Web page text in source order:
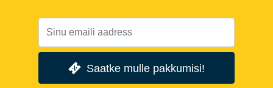
Saatke mulle pakkumisi!